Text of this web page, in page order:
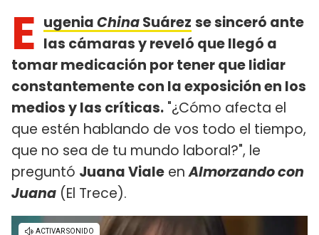
E ugeniaChinaSuárez se sinceró ante
las cámaras y reveló que llegó a
tomar medicación por tener que lidiar
constantemente con la exposición en los
medios y las críticas. "¿Cómo afecta el
que estén hablando de vos todo el tiempo,
que no sea de tu mundo laboral?", le
preguntó Juana Viale enAlmorzando con
Juana (El Trece).